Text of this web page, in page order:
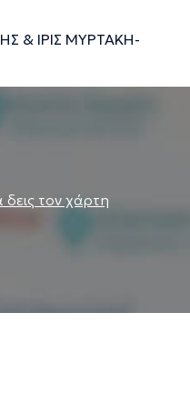
& ΙΡΙΣ ΜΥΡΤΑΚΗ-
δεις τον χάρτη